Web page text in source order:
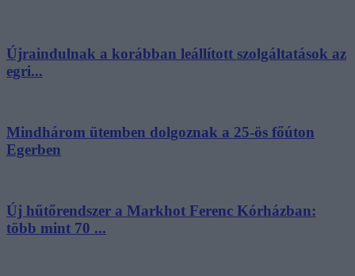
Újraindulnak a korábban leállított szolgáltatások az
egri...
Mindhárom ütemben dolgoznak a 25-ös főúton
Egerben
Új hűtőrendszer a Markhot Ferenc Kórházban:
több mint 70 ...